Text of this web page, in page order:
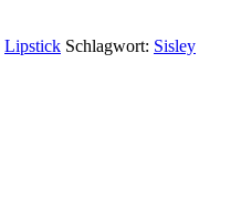
Lipstick Schlagwort: Sisley